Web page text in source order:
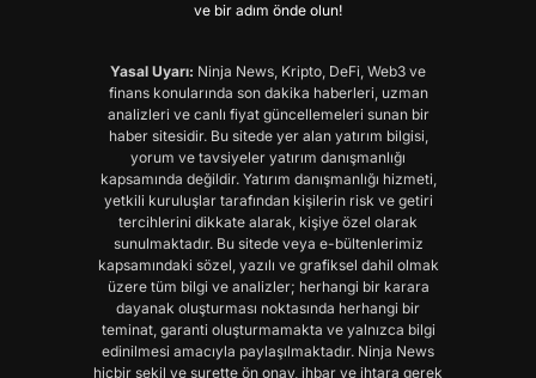
ve bir adım önde olun!
Yasal Uyarı: Ninja News, Kripto, DeFi, Web3 ve
finans konularında son dakika haberleri, uzman
analizleri ve canlı fiyat güncellemeleri sunan bir
haber sitesidir. Bu sitede yer alan yatırım bilgisi,
yorum ve tavsiyeler yatırım danışmanlığı
kapsamında değildir. Yatırım danışmanlığı hizmeti,
yetkili kuruluşlar tarafından kişilerin risk ve getiri
tercihlerini dikkate alarak, kişiye özel olarak
sunulmaktadır. Bu sitede veya e-bültenlerimiz
kapsamındaki sözel, yazılı ve grafiksel dahil olmak
üzere tüm bilgi ve analizler; herhangi bir karara
dayanak oluşturması noktasında herhangi bir
teminat, garanti oluşturmamakta ve yalnızca bilgi
edinilmesi amacıyla paylaşılmaktadır. Ninja News
hiçbir şekil ve surette ön onay, ihbar ve ihtara gerek